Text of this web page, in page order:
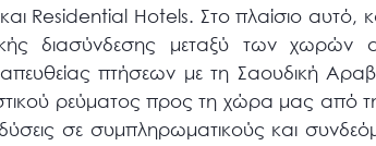
Residential Hotels. Στο πλαίσιο αυτό,
διασύνδεσης μεταξύ των χωρών
πτήσεων με τη Σαουδική
ρεύματος προς τη χώρα μας από
σε συμπληρωματικούς και